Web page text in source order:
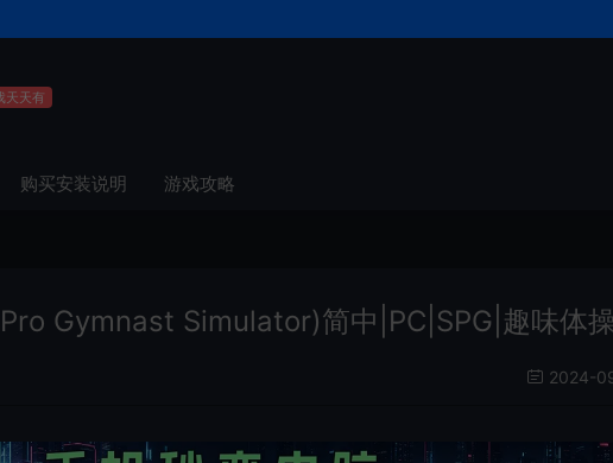
天天有
购买安装说明 游戏攻略
Gymnast Simulator)简中|PC|SPG|趣味体
2024-